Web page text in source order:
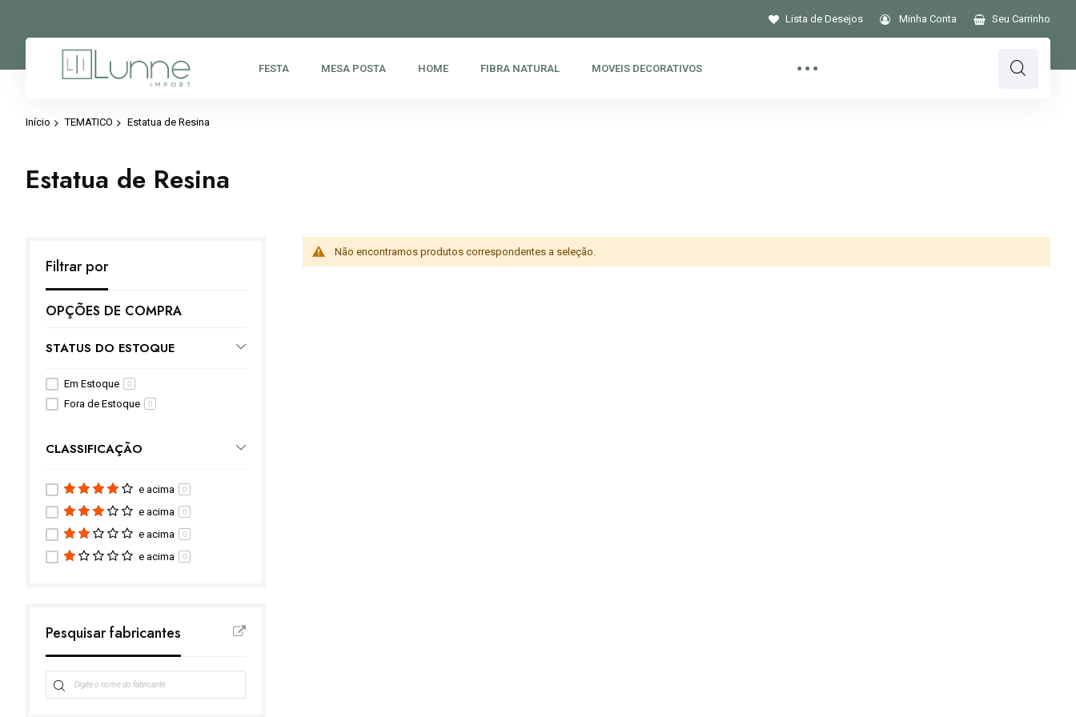
Seu Carrinho
Lista de Desejos Minha Conta
FESTA MESA POSTA HOME FIBRA NATURAL MOVEIS DECORATIVOS
Início TEMATICO Estatua de Resina
Estatua de Resina
Não encontramos produtos correspondentes a seleção.
Filtrar por
OPÇÕES DE COMPRA
STATUS DO ESTOQUE
Em Estoque 0
Fora de Estoque 0
CLASSIFICAÇÃO
e acima 0
e acima 0
e acima 0
e acima 0
Pesquisar fabricantes